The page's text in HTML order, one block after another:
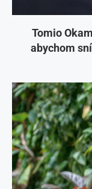
Tomio
abychom